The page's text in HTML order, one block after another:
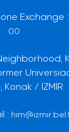
Exchange :
00
Konak / İZMİR
: